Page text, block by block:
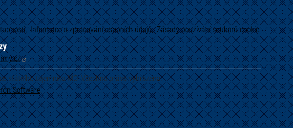
Informace o zpracování osobních údajů Zásady používání souborů cookie
státního tajemníka MO. Všechna práva vyhrazena.
Software.